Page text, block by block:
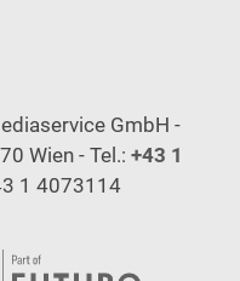
GmbH -
Wien - Tel.: +43 1
1 4073114